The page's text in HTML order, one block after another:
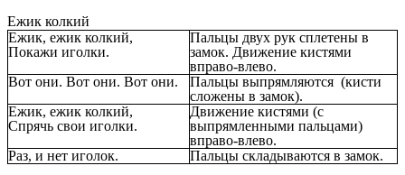
Ежик колкий
Ежик, ежик колкий,
Покажи иголки.
Пальцы двух рук сплетены в
замок. Движение кистями
вправо-влево.
Вот они. Вот они. Вот они.
Пальцы выпрямляются (кисти
сложены в замок).
Ежик, ежик колкий,
Спрячь свои иголки.
Движение кистями (с
выпрямленными пальцами)
вправо-влево.
Раз, и нет иголок.
Пальцы складываются в замок.